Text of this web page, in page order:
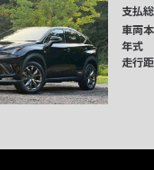
支払
車両
年式
走行